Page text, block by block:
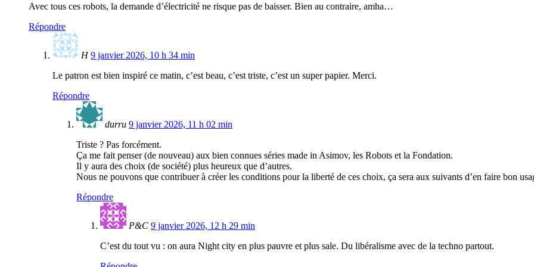
Avec tous ces robots, la demande d’électricité ne risque pas de baisser. Bien au contraire, amha…
Répondre
H 9 janvier 2026, 10 h 34 min
Le patron est bien inspiré ce matin, c’est beau, c’est triste, c’est un super papier. Merci.
Répondre
durru 9 janvier 2026, 11 h 02 min
Triste ? Pas forcément.
Ça me fait penser (de nouveau) aux bien connues séries made in Asimov, les Robots et la Fondation.
Il y aura des choix (de société) plus heureux que d’autres.
Nous ne pouvons que contribuer à créer les conditions pour la liberté de ces choix, ça sera aux suivants d’en faire bon
Répondre
P&C 9 janvier 2026, 12 h 29 min
C’est du tout vu : on aura Night city en plus pauvre et plus sale. Du libéralisme avec de la techno partout.